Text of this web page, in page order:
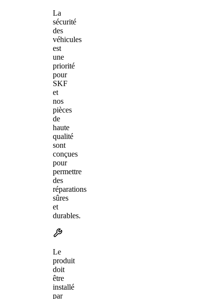
La
sécurité
des
véhicules
est
une
priorité
pour
SKF
et
nos
pièces
de
haute
qualité
sont
conçues
pour
permettre
des
réparations
sûres
et
durables.
Le
produit
doit
être
installé
par